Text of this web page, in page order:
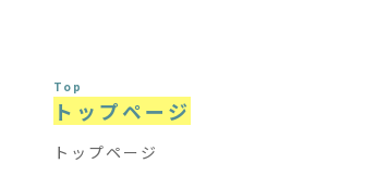
Top
トップページ
トップページ